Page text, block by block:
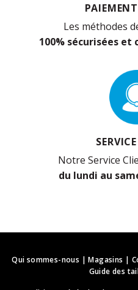
Les méthodes
100% sécurisées et
Notre Service
du lundi au
Qui sommes-nous |Magasins |
Guide des